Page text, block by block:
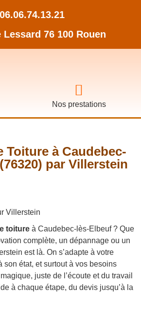
06.06.74.13.21
Lessard 76 100 Rouen
Nos prestations
Toiture à Caudebec-
par Villerstein
toiture à Caudebec-lès-Elbeuf ? Que
complète, un dépannage ou un
est là. On s’adapte à votre
son état, et surtout à vos besoins
juste de l’écoute et du travail
à chaque étape, du devis jusqu’à la